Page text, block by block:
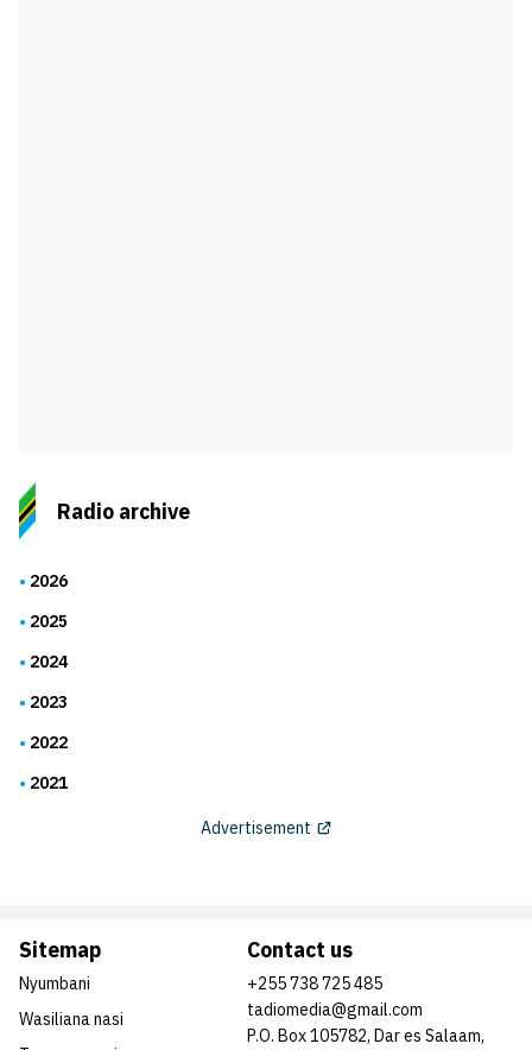
Radio archive
2026
2025
2024
2023
2022
2021
Advertisement
Sitemap
Nyumbani
Wasiliana nasi
Contact us
+255 738 725 485
tadiomedia@gmail.com
P.O. Box 105782, Dar es Salaam,